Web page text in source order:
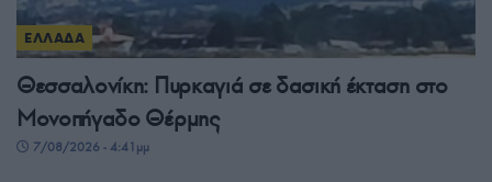
ΕΛΛΑΔΑ
Θεσσαλονίκη: Πυρκαγιά σε δασική έκταση στο
Μονοπήγαδο Θέρμης
7/08/2026 - 4:41μμ